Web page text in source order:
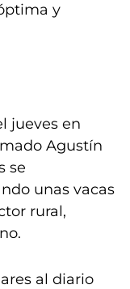
y
jueves en
Agustín
se
unas vacas
rural,
al diario